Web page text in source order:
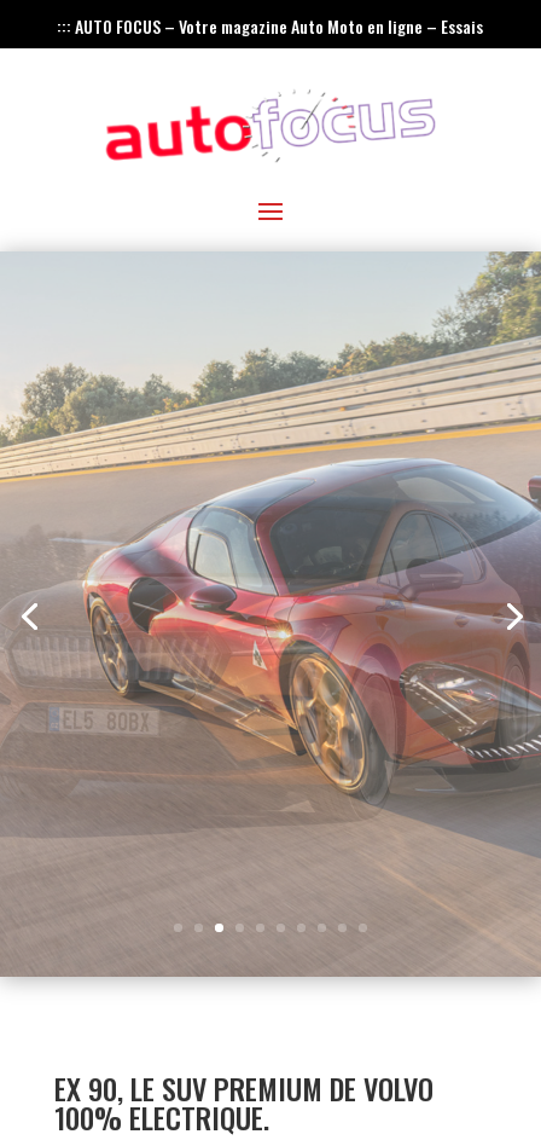
::: AUTO FOCUS – Votre magazine Auto Moto en ligne – Essais
– Actualités – Innovations – Rétro :::
EX 90, LE SUV PREMIUM DE VOLVO
100% ELECTRIQUE.